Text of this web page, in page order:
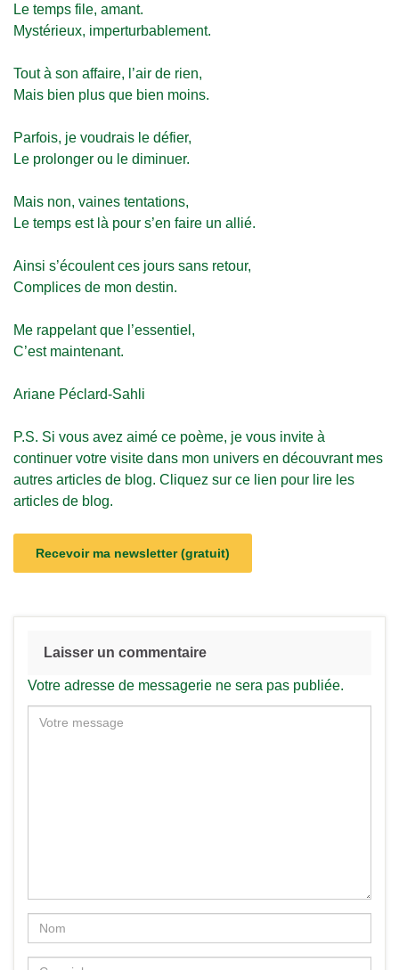
Le temps file, amant.
Mystérieux, imperturbablement.
Tout à son affaire, l’air de rien,
Mais bien plus que bien moins.
Parfois, je voudrais le défier,
Le prolonger ou le diminuer.
Mais non, vaines tentations,
Le temps est là pour s’en faire un allié.
Ainsi s’écoulent ces jours sans retour,
Complices de mon destin.
Me rappelant que l’essentiel,
C’est maintenant.
Ariane Péclard-Sahli
P.S. Si vous avez aimé ce poème, je vous invite à
continuer votre visite dans mon univers en découvrant mes
autres articles de blog. Cliquez sur ce lien pour lire les
articles de blog.
Recevoir ma newsletter (gratuit)
Laisser un commentaire
Votre adresse de messagerie ne sera pas publiée.